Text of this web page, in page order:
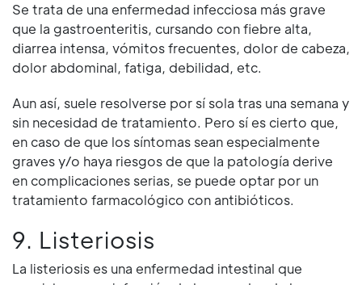
Se trata de una enfermedad infecciosa más grave
que la gastroenteritis, cursando con fiebre alta,
diarrea intensa, vómitos frecuentes, dolor de cabeza,
dolor abdominal, fatiga, debilidad, etc.
Aun así, suele resolverse por sí sola tras una semana y
sin necesidad de tratamiento. Pero sí es cierto que,
en caso de que los síntomas sean especialmente
graves y/o haya riesgos de que la patología derive
en complicaciones serias, se puede optar por un
tratamiento farmacológico con antibióticos.
9. Listeriosis
La listeriosis es una enfermedad intestinal que